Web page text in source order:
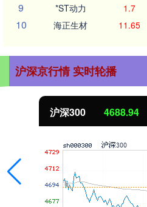
9 *ST动力 1.7
10 海正生材 11.65
沪深京行情 实时轮播
北证50